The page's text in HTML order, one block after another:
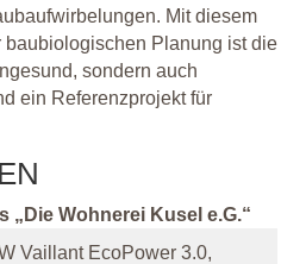
Mit diesem
baubiologischen Planung ist die
sondern auch
ein Referenzprojekt für
„Die Wohnerei Kusel e.G.“
Vaillant EcoPower 3.0,